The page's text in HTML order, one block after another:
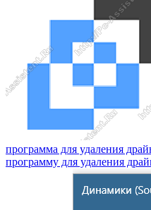
программа для удаления
программу для удаления